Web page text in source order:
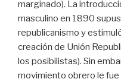
marginado). La
masculino en 1890
republicanismo y
creación de Unión
los posibilistas). Sin
movimiento obrero le